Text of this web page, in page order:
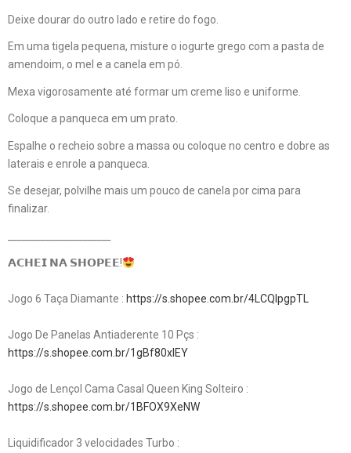
Deixe dourar do outro lado e retire do fogo.
Em uma tigela pequena, misture o iogurte grego com a pasta de
amendoim, o mel e a canela em pó.
Mexa vigorosamente até formar um creme liso e uniforme.
Coloque a panqueca em um prato.
Espalhe o recheio sobre a massa ou coloque no centro e dobre as
laterais e enrole a panqueca.
Se desejar, polvilhe mais um pouco de canela por cima para
finalizar.
𝗔𝗖𝗛𝗘𝗜 𝗡𝗔 𝗦𝗛𝗢𝗣𝗘𝗘!
Jogo 6 Taça Diamante : https://s.shopee.com.br/4LCQIpgpTL
Jogo De Panelas Antiaderente 10 Pçs :
https://s.shopee.com.br/1gBf80xlEY
Jogo de Lençol Cama Casal Queen King Solteiro :
https://s.shopee.com.br/1BFOX9XeNW
Liquidificador 3 velocidades Turbo :